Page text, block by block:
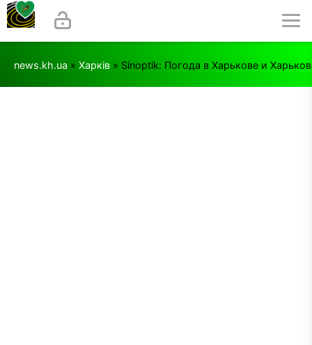
news.kh.ua » Харків » Sinoptik: Погода в Харькове и